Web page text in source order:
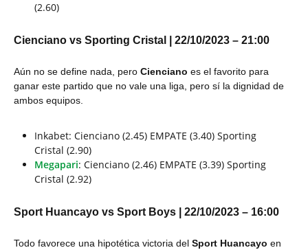
(2.60)
Cienciano vs Sporting Cristal | 22/10/2023 – 21:00
Aún no se define nada, pero Cienciano es el favorito para
ganar este partido que no vale una liga, pero sí la dignidad de
ambos equipos.
Inkabet: Cienciano (2.45) EMPATE (3.40) Sporting
Cristal (2.90)
Megapari: Cienciano (2.46) EMPATE (3.39) Sporting
Cristal (2.92)
Sport Huancayo vs Sport Boys | 22/10/2023 – 16:00
Todo favorece una hipotética victoria del Sport Huancayo en